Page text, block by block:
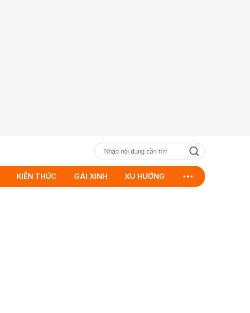
KIẾN THỨC GÁI XINH XU HƯỚNG